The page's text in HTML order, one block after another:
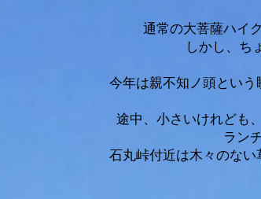
通常の大菩薩ハイ
しかし、ち
今年は親不知ノ頭という
途中、小さいけれども
ラン
石丸峠付近は木々のない